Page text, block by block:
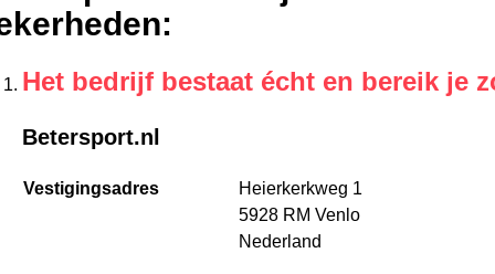
:
Het bedrijf bestaat écht en bereik je
Betersport.nl
Vestigingsadres
Heierkerkweg 1
5928 RM Venlo
Nederland